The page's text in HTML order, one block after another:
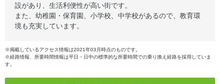
設があり、生活利便性が高い街です。
また、幼稚園・保育園、小学校、中学校があるので、教育環
境も充実しています。
※掲載しているアクセス情報は2021年03月時点のものです。
※経路情報、所要時間情報は平日・日中の標準的な所要時間での乗り換え経路を採用していま
す。